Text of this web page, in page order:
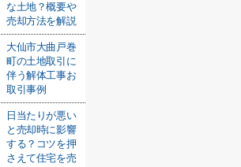
な土地？概要や
売却方法を解説
大仙市大曲戸巻
町の土地取引に
伴う解体工事お
取引事例
日当たりが悪い
と売却時に影響
する？コツを押
さえて住宅を売